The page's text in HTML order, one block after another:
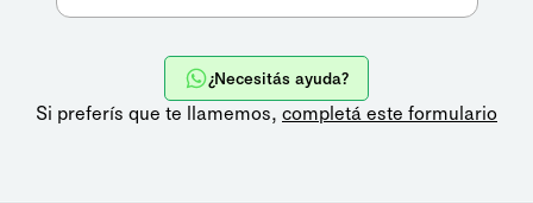
¿Necesitás ayuda?
Si preferís que te llamemos, completá este formulario